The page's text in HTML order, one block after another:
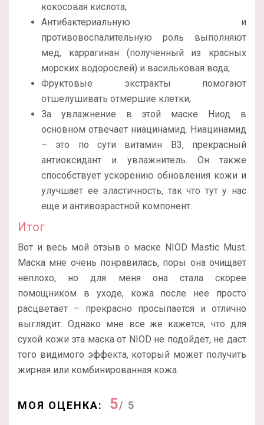
кокосовая кислота;
Антибактериальную и
противовоспалительную роль выполняют
мед, каррагинан (полученный из красных
морских водорослей) и васильковая вода;
Фруктовые экстракты помогают
отшелушивать отмершие клетки;
За увлажнение в этой маске Ниод в
основном отвечает ниацинамид. Ниацинамид
– это по сути витамин В3, прекрасный
антиоксидант и увлажнитель. Он также
способствует ускорению обновления кожи и
улучшает ее эластичность, так что тут у нас
еще и антивозрастной компонент.
Итог
Вот и весь мой отзыв о маске NIOD Mastic Must.
Маска мне очень понравилась, поры она очищает
неплохо, но для меня она стала скорее
помощником в уходе, кожа после нее просто
расцветает – прекрасно просыпается и отлично
выглядит. Однако мне все же кажется, что для
сухой кожи эта маска от NIOD не подойдет, не даст
того видимого эффекта, который может получить
жирная или комбинированная кожа.
МОЯ ОЦЕНКА: 5/ 5